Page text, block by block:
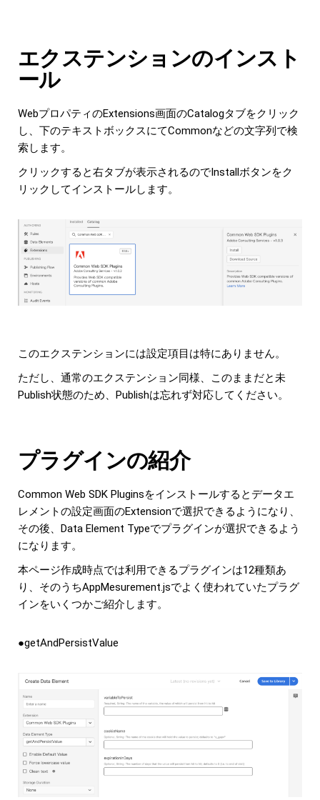
エクステンションのインスト
ール
WebプロパティのExtensions画面のCatalogタブをクリック
し、下のテキストボックスにてCommonなどの文字列で検
索します。
クリックすると右タブが表示されるのでInstallボタンをク
リックしてインストールします。
このエクステンションには設定項目は特にありません。
ただし、通常のエクステンション同様、このままだと未
Publish状態のため、Publishは忘れず対応してください。
プラグインの紹介
Common Web SDK Pluginsをインストールするとデータエ
レメントの設定画面のExtensionで選択できるようになり、
その後、Data Element Typeでプラグインが選択できるよう
になります。
本ページ作成時点では利用できるプラグインは12種類あ
り、そのうちAppMesurement.jsでよく使われていたプラグ
インをいくつかご紹介します。
●getAndPersistValue